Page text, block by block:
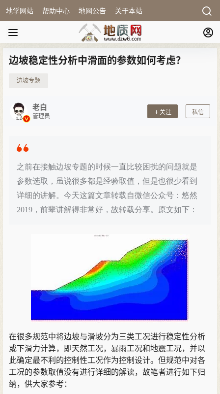
地学网站 帮助中心 地网公告 关于本站
边坡稳定性分析中滑面的参数如何考虑？
边坡专题
老白
管理员
关注 私信
之前在接触边坡专题的时候一直比较困扰的问题就是
参数选取，虽说很多都是经验取值，但是也很少看到
详细的讲解。今天这篇文章转载自微信公众号：悠然
2019，前辈讲解得非常好，故转载分享。原文如下：
在很多规范中将边坡与滑坡分为三类工况进行稳定性分析
或下滑力计算，即天然工况，暴雨工况和地震工况，并以
此确定最不利的控制性工况作为控制设计。但规范中对各
工况的参数取值没有进行详细的解读，故笔者进行如下归
纳，供大家参考：